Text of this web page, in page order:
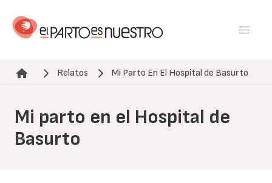
contenido
Ruta de navegación
Relatos Mi Parto En El Hospital de Basurto
Mi parto en el Hospital de
Basurto